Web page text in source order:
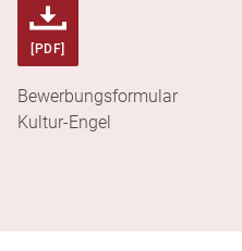
Bewerbungsformular
Kultur-Engel